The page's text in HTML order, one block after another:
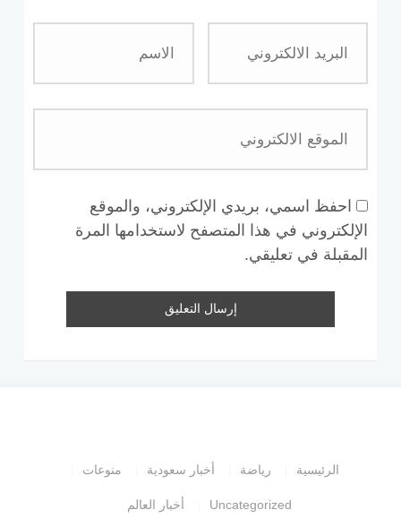
احفظ اسمي، بريدي الإلكتروني، والموقع
الإلكتروني في هذا المتصفح لاستخدامها المرة
المقبلة في تعليقي.
الرئيسية رياضة أخبار سعودية منوعات
Uncategorized أخبار العالم